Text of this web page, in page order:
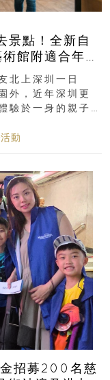
點！全新自
館附適合年
北上深圳一日
外，近年深圳更
驗於一身的親子
動
招募200名慈